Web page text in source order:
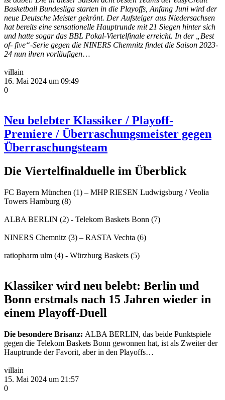
Basketball Bundesliga starten in die Playoffs, Anfang Juni wird der
neue Deutsche Meister gekrönt. Der Aufsteiger aus Niedersachsen
hat bereits eine sensationelle Hauptrunde mit 21 Siegen hinter sich
und hatte sogar das BBL Pokal-Viertelfinale erreicht. In der „Best
of- five“-Serie gegen die NINERS Chemnitz findet die Saison 2023-
24 nun ihren vorläufigen…
villain
16. Mai 2024 um 09:49
0
Neu belebter Klassiker / Playoff-
Premiere / Überraschungsmeister gegen
Überraschungsteam
Die Viertelfinalduelle im Überblick
FC Bayern München (1) – MHP RIESEN Ludwigsburg / Veolia
Towers Hamburg (8)
ALBA BERLIN (2) - Telekom Baskets Bonn (7)
NINERS Chemnitz (3) – RASTA Vechta (6)
ratiopharm ulm (4) - Würzburg Baskets (5)
Klassiker wird neu belebt: Berlin und
Bonn erstmals nach 15 Jahren wieder in
einem Playoff-Duell
Die besondere Brisanz: ALBA BERLIN, das beide Punktspiele
gegen die Telekom Baskets Bonn gewonnen hat, ist als Zweiter der
Hauptrunde der Favorit, aber in den Playoffs…
villain
15. Mai 2024 um 21:57
0